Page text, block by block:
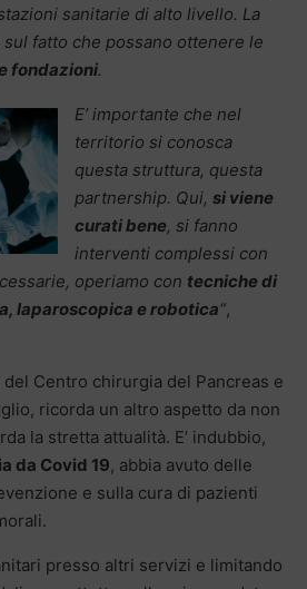
sanitarie di alto livello. La
fatto che possano ottenere le
fondazioni.
E’ importante che nel
territorio si conosca
questa struttura, questa
partnership. Qui, si viene
curati bene, si fanno
interventi complessi con
operiamo con tecniche di
laparoscopica e robotica“,
Centro chirurgia del Pancreas e
ricorda un altro aspetto da non
la stretta attualità. E’ indubbio,
da Covid 19, abbia avuto delle
e sulla cura di pazienti
presso altri servizi e limitando